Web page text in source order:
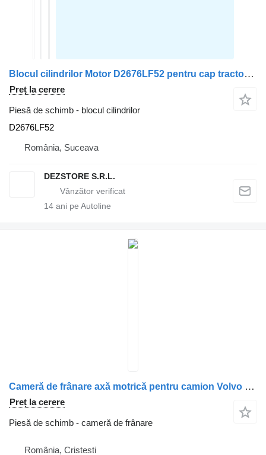
Blocul cilindrilor Motor D2676LF52 pentru cap tractor MAN TGX
Preț la cerere
Piesă de schimb - blocul cilindrilor
D2676LF52
România, Suceava
DEZSTORE S.R.L.
14 ani pe Autoline
Cameră de frânare axă motrică pentru camion Volvo 14512 14990
Preț la cerere
Piesă de schimb - cameră de frânare
România, Cristesti